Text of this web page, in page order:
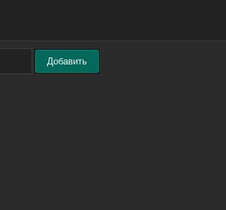
Добавить